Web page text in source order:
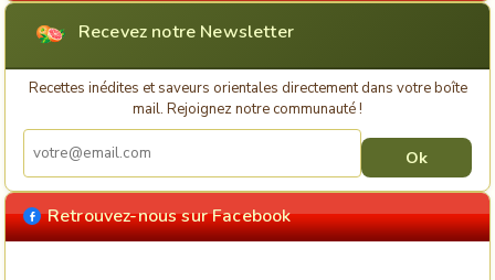
Recevez notre Newsletter
Recettes inédites et saveurs orientales directement dans votre boîte
mail. Rejoignez notre communauté !
Retrouvez-nous sur Facebook